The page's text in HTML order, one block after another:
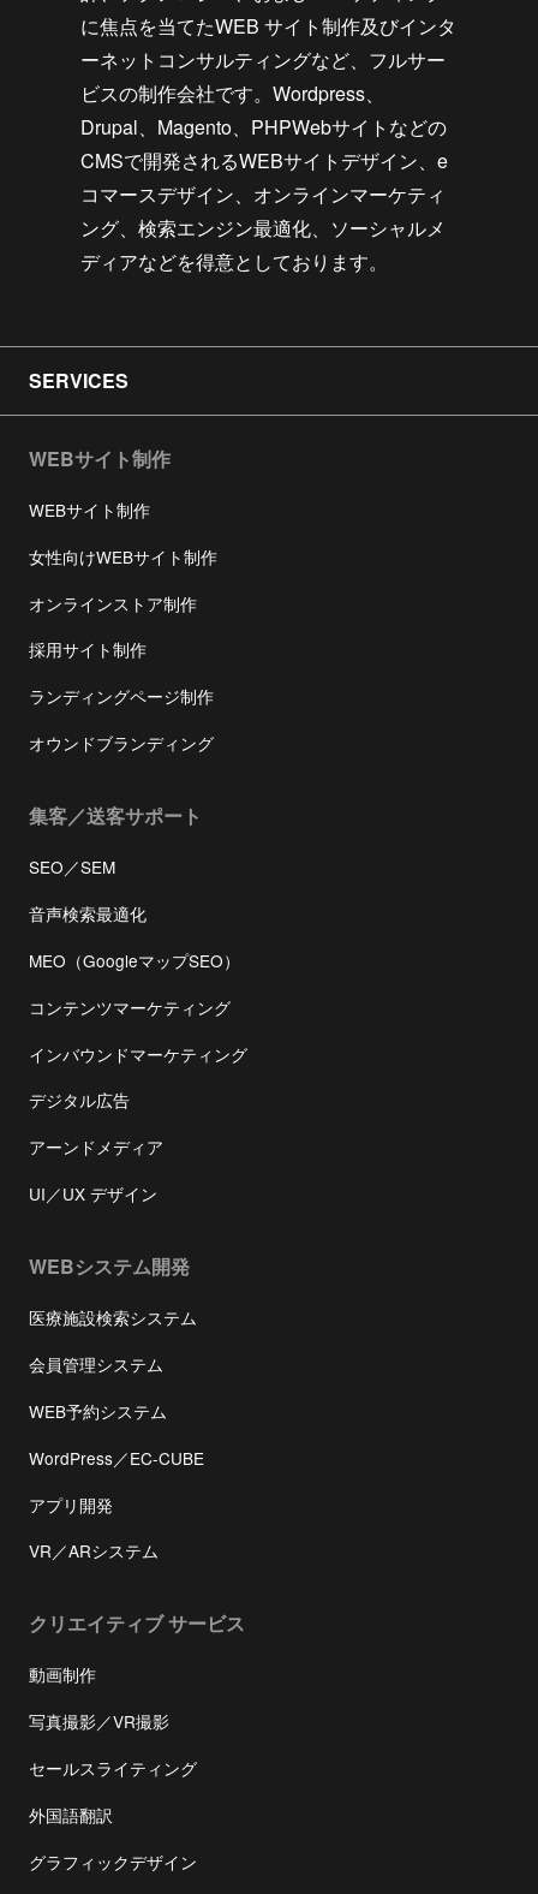
に焦点を当てたWEB サイト制作及びインタ
ーネットコンサルティングなど、フルサー
ビスの制作会社です。Wordpress、
Drupal、Magento、PHPWebサイトなどの
CMSで開発されるWEBサイトデザイン、e
コマースデザイン、オンラインマーケティ
ング、検索エンジン最適化、ソーシャルメ
ディアなどを得意としております。
SERVICES
WEBサイト制作
WEBサイト制作
女性向けWEBサイト制作
オンラインストア制作
採用サイト制作
ランディングページ制作
オウンドブランディング
集客／送客サポート
SEO／SEM
音声検索最適化
MEO（GoogleマップSEO）
コンテンツマーケティング
インバウンドマーケティング
デジタル広告
アーンドメディア
UI／UX デザイン
WEBシステム開発
医療施設検索システム
会員管理システム
WEB予約システム
WordPress／EC-CUBE
アプリ開発
VR／ARシステム
クリエイティブ サービス
動画制作
写真撮影／VR撮影
セールスライティング
外国語翻訳
グラフィックデザイン